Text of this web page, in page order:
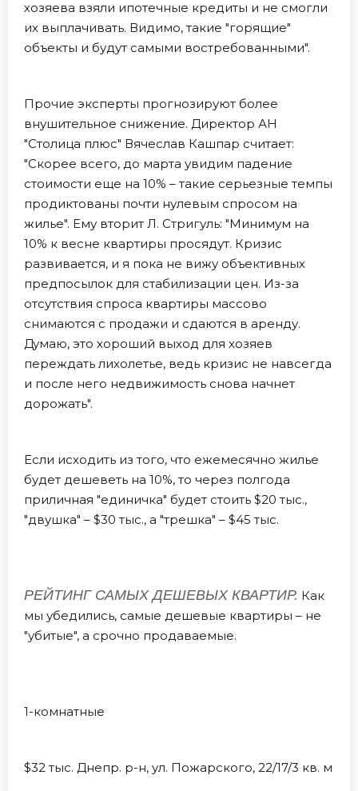
хозяева взяли ипотечные кредиты и не смогли
их выплачивать. Видимо, такие "горящие"
объекты и будут самыми востребованными".
Прочие эксперты прогнозируют более
внушительное снижение. Директор АН
"Столица плюс" Вячеслав Кашпар считает:
"Скорее всего, до марта увидим падение
стоимости еще на 10% – такие серьезные темпы
продиктованы почти нулевым спросом на
жилье". Ему вторит Л. Стригуль: "Минимум на
10% к весне квартиры просядут. Кризис
развивается, и я пока не вижу объективных
предпосылок для стабилизации цен. Из-за
отсутствия спроса квартиры массово
снимаются с продажи и сдаются в аренду.
Думаю, это хороший выход для хозяев
переждать лихолетье, ведь кризис не навсегда
и после него недвижимость снова начнет
дорожать".
Если исходить из того, что ежемесячно жилье
будет дешеветь на 10%, то через полгода
приличная "единичка" будет стоить $20 тыс.,
"двушка" – $30 тыс., а "трешка" – $45 тыс.
РЕЙТИНГ САМЫХ ДЕШЕВЫХ КВАРТИР. Как
мы убедились, самые дешевые квартиры – не
"убитые", а срочно продаваемые.
1-комнатные
$32 тыс. Днепр. р-н, ул. Пожарского, 22/17/3 кв. м